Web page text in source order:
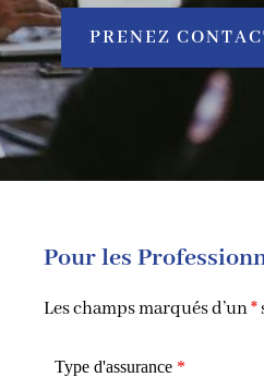
PRENEZ
Pour les
Les champs marqués d’un*
Type d'assurance *